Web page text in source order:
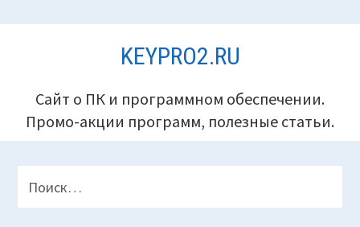
KEYPRO2.RU
Сайт о ПК и программном обеспечении.
Промо-акции программ, полезные статьи.
ВЕРХНЕГО
КОЛОНТИТУЛА
Найти: